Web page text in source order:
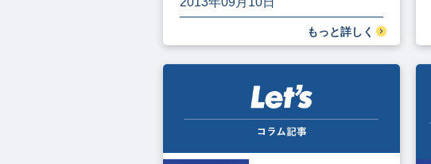
もっと詳しく